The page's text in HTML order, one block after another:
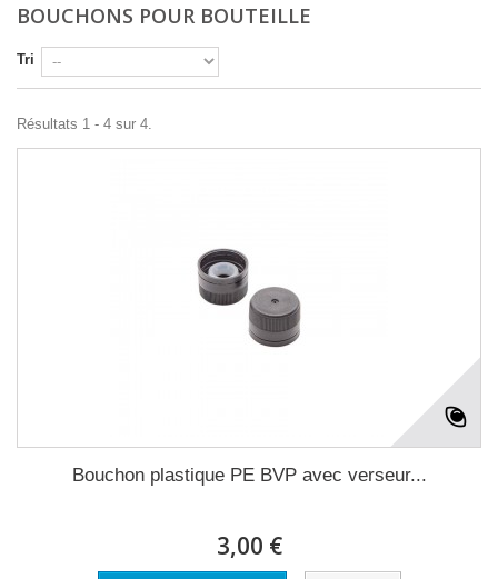
BOUCHONS POUR BOUTEILLE
Tri
Résultats 1 - 4 sur 4.
Bouchon plastique PE BVP avec verseur...
3,00 €